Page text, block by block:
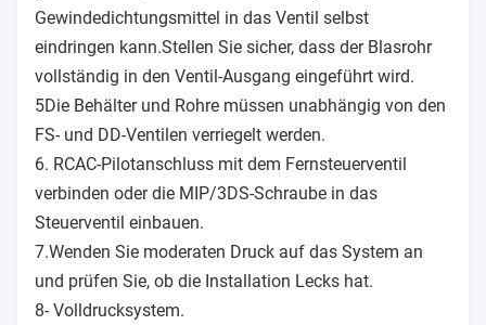
Gewindedichtungsmittel in das Ventil selbst
eindringen kann.Stellen Sie sicher, dass der Blasrohr
vollständig in den Ventil-Ausgang eingeführt wird.
5Die Behälter und Rohre müssen unabhängig von den
FS- und DD-Ventilen verriegelt werden.
6. RCAC-Pilotanschluss mit dem Fernsteuerventil
verbinden oder die MIP/3DS-Schraube in das
Steuerventil einbauen.
7.Wenden Sie moderaten Druck auf das System an
und prüfen Sie, ob die Installation Lecks hat.
8- Volldrucksystem.